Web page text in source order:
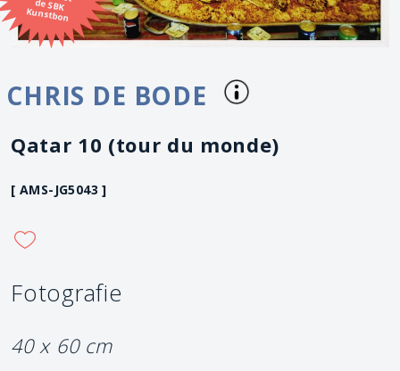
Kunstbon
CHRIS DE BODE
Qatar 10 (tour du monde)
[ AMS-JG5043 ]
Fotografie
40 x 60 cm